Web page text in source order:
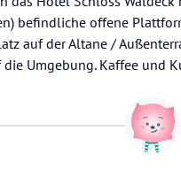
befindliche offene
auf der Altane /
Umgebung. Kaffee und